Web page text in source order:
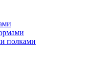
полками